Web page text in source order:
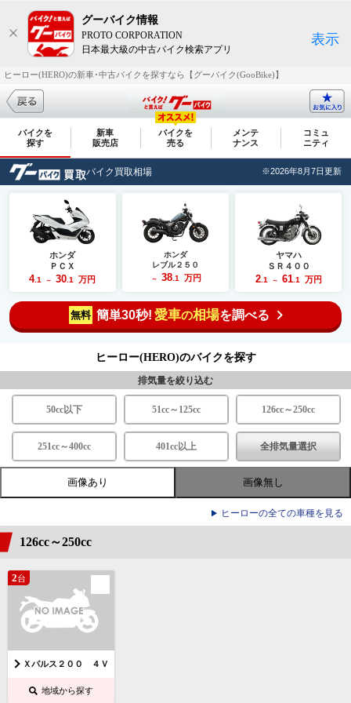
グーバイク情報
PROTO CORPORATION
日本最大級の中古バイク検索アプリ
表示
ヒーロー(HERO)の新車･中古バイクを探すなら【グーバイク(GooBike)】
バイクを
探す
新車
販売店
バイクを
売る
メンテ
ナンス
コミュ
ニティ
バイク買取相場 ※2026年8月7日更新
ホンダ
ＰＣＸ
4.1 ～ 30 .1 万円
ホンダ
レブル２５０
～ 38.1 万円
ヤマハ
ＳＲ４００
2.1 ～ 61.1 万円
無料 簡単30秒! 愛車の相場を調べる
ヒーロー(HERO)のバイクを探す
排気量を絞り込む
50cc以下 51cc～125cc 126cc～250cc
251cc～400cc 401cc以上 全排気量選択
画像あり 画像無し
ヒーローの全ての車種を見る
126cc～250cc
2台
Ｘパルス２００ ４Ｖ
地域から探す